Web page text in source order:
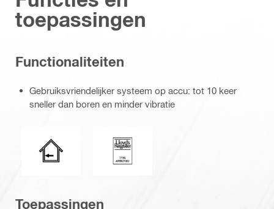
toepassingen
Functionaliteiten
Gebruiksvriendelijker systeem op accu: tot 10 keer
sneller dan boren en minder vibratie
Droog, binnen Lloyd's Register
Toepassingen